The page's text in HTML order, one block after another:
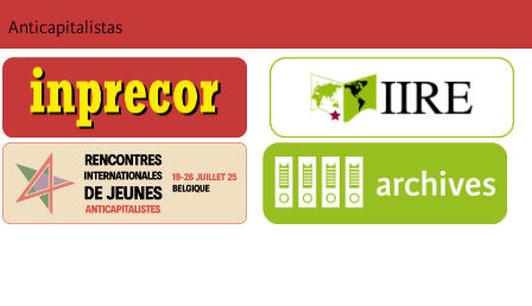
Anticapitalistas